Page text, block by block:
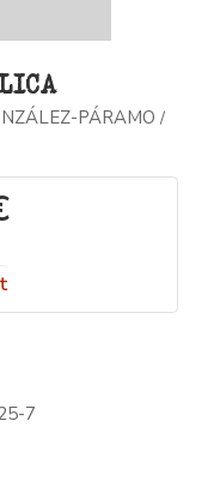
PÁRAMO /
7